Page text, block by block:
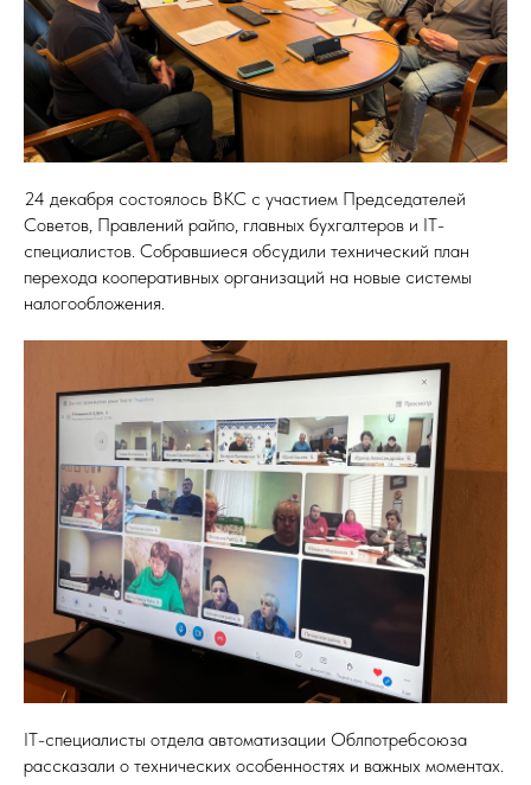
24 декабря состоялось ВКС с участием Председателей
Советов, Правлений райпо, главных бухгалтеров и IT-
специалистов. Собравшиеся обсудили технический план
перехода кооперативных организаций на новые системы
налогообложения.
IT-специалисты отдела автоматизации Облпотребсоюза
рассказали о технических особенностях и важных моментах.